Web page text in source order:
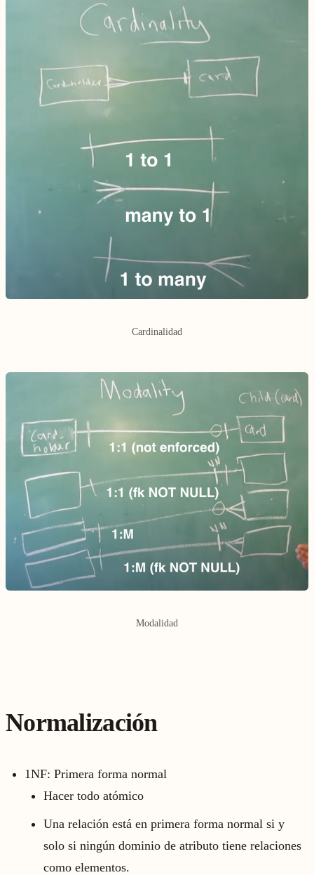
Cardinalidad
Modalidad
Normalización
1NF: Primera forma normal
Hacer todo atómico
Una relación está en primera forma normal si y
solo si ningún dominio de atributo tiene relaciones
como elementos.